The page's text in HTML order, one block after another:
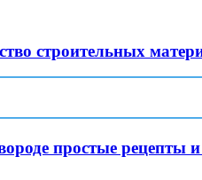
строительных
простые рецепты